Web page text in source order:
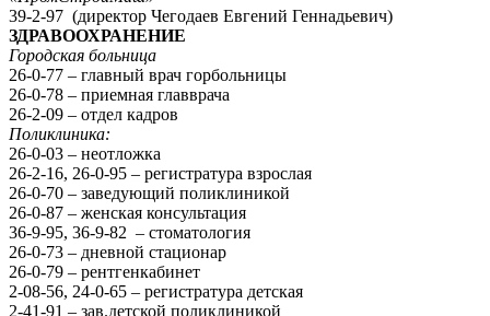
39-2-97 (директор Чегодаев Евгений Геннадьевич)
ЗДРАВООХРАНЕНИЕ
Городская больница
26-0-77 – главный врач горбольницы
26-0-78 – приемная главврача
26-2-09 – отдел кадров
Поликлиника:
26-0-03 – неотложка
26-2-16, 26-0-95 – регистратура взрослая
26-0-70 – заведующий поликлиникой
26-0-87 – женская консультация
36-9-95, 36-9-82 – стоматология
26-0-73 – дневной стационар
26-0-79 – рентгенкабинет
2-08-56, 24-0-65 – регистратура детская
2-41-91 – зав.детской поликлиникой